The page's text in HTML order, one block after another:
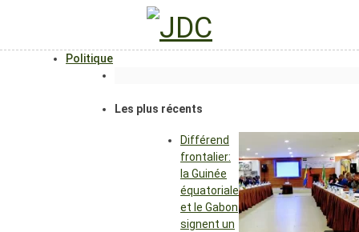
Politique
Les plus récents
Différend
frontalier:
la Guinée
équatoriale
et le Gabon
signent un